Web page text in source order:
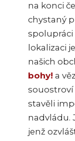
na konci
chystaný
spolupráci
lokalizaci
našich
bohy! a
souostroví
stavěli
nadvládu.
jenž